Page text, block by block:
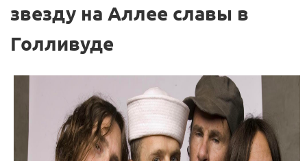
звезду на Аллее славы в
Голливуде